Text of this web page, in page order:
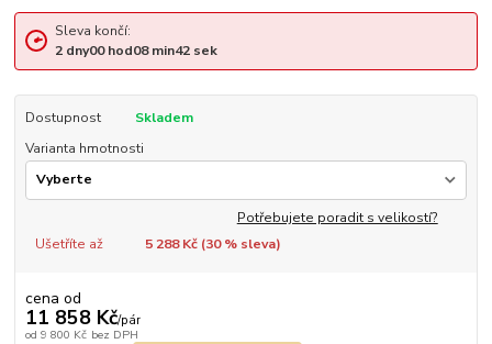
Sleva končí:
2 dny00hod08min41sek
Dostupnost
Skladem
Varianta hmotnosti
Potřebujete poradit s velikostí?
Ušetříte až
5 288 Kč (30% sleva)
cena od
11 858 Kč/pár
od 9 800 Kč bez DPH